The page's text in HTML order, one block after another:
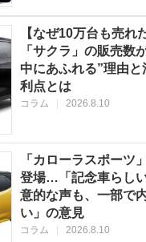
【なぜ10万台も売れ
「サクラ」の販売数
中にあふれる”理由
利点とは
コラム 2026.8.10
「カローラスポーツ
登場…「記念車らし
意的な声も、一部で
い」の意見
コラム | 2026.8.10